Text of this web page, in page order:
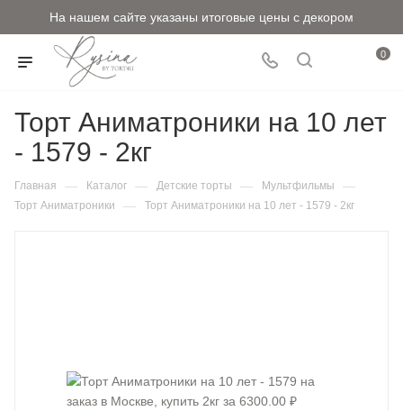
На нашем сайте указаны итоговые цены с декором
0
Торт Аниматроники на 10 лет
- 1579 - 2кг
Главная — Каталог — Детские торты — Мультфильмы —
Торт Аниматроники — Торт Аниматроники на 10 лет - 1579 - 2кг